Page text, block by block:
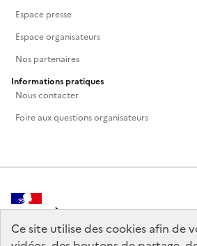
Ce site utilise des cookies afin de
Espace presse
Espace organisateurs
Nos partenaires
Informations pratiques
Nous contacter
Foire aux questions organisateurs
MINISTÈRE
DE LA CULTURE